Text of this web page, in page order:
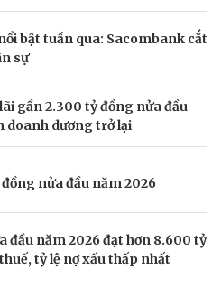
bật tuần qua: Sacombank cắt
sự
gần 2.300 tỷ đồng nửa đầu
doanh dương trở lại
nửa đầu năm 2026
đầu năm 2026 đạt hơn 8.600 tỷ
tỷ lệ nợ xấu thấp nhất